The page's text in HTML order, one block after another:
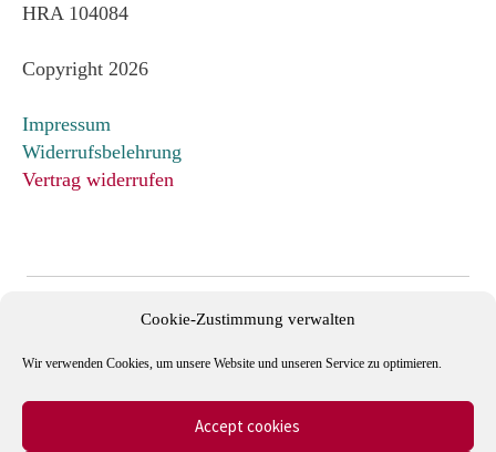
Cookie-Zustimmung verwalten
Wir verwenden Cookies, um unsere Website und unseren Service zu optimieren.
Accept cookies
HRA 104084
Copyright 2026
Impressum
Widerrufsbelehrung
Vertrag widerrufen